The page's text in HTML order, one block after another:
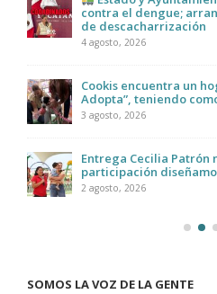
contra el dengue;
de descacharrización
4 agosto, 2026
Cookis encuentra un
Adopta”, teniendo
3 agosto, 2026
Entrega Cecilia Patrón
participación
2 agosto, 2026
SOMOS LA VOZ DE LA GENTE